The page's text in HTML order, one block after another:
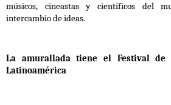
músicos, cineastas y científicos del
intercambio de ideas.
La amurallada tiene el Festival de
Latinoamérica